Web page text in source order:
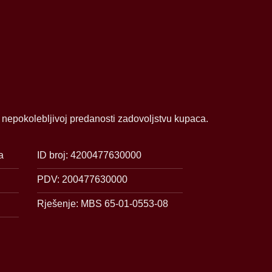
predanosti zadovoljstvu kupaca.
ID broj: 4200477630000
PDV: 200477630000
Rješenje: MBS 65-01-0553-08